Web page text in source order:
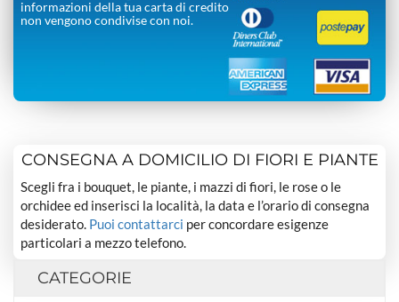
informazioni della tua carta di credito
non vengono condivise con noi.
CONSEGNA A DOMICILIO DI FIORI E PIANTE
Scegli fra i bouquet, le piante, i mazzi di fiori, le rose o le
orchidee ed inserisci la località, la data e l’orario di consegna
desiderato. Puoi contattarci per concordare esigenze
particolari a mezzo telefono.
CATEGORIE